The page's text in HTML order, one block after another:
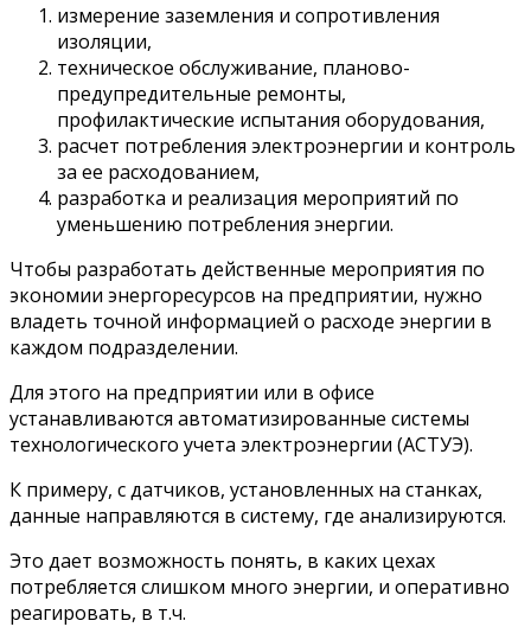
измерение заземления и сопротивления
изоляции,
техническое обслуживание, планово-
предупредительные ремонты,
профилактические испытания оборудования,
расчет потребления электроэнергии и контроль
за ее расходованием,
разработка и реализация мероприятий по
уменьшению потребления энергии.
Чтобы разработать действенные мероприятия по
экономии энергоресурсов на предприятии, нужно
владеть точной информацией о расходе энергии в
каждом подразделении.
Для этого на предприятии или в офисе
устанавливаются автоматизированные системы
технологического учета электроэнергии (АСТУЭ).
К примеру, с датчиков, установленных на станках,
данные направляются в систему, где анализируются.
Это дает возможность понять, в каких цехах
потребляется слишком много энергии, и оперативно
реагировать, в т.ч.